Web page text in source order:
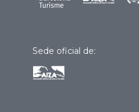
Sede oficial de: